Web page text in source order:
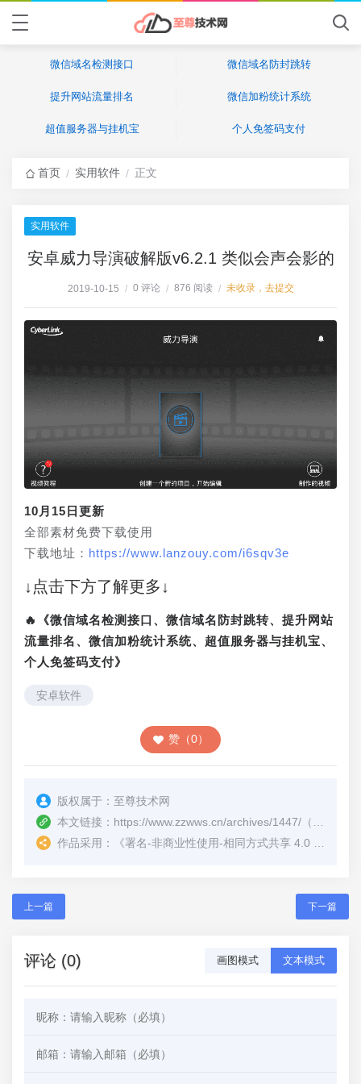
微信域名检测接口 微信域名防封跳转
提升网站流量排名 微信加粉统计系统
超值服务器与挂机宝 个人免签码支付
首页 / 实用软件 / 正文
实用软件
安卓威力导演破解版v6.2.1 类似会声会影的
2019-10-15 / 0 评论 / 876 阅读 / 未收录，去提交
10月15日更新
全部素材免费下载使用
下载地址： https://www.lanzouy.com/i6sqv3e
↓点击下方了解更多↓
🔥《微信域名检测接口、微信域名防封跳转、提升网站
流量排名、微信加粉统计系统、超值服务器与挂机宝、
个人免签码支付》
安卓软件
赞（0）
版权属于： 至尊技术网
本文链接： https://www.zzwws.cn/archives/1447/ （转载时请注明本文出处及文章链接）
作品采用：
《署名-非商业性使用-相同方式共享 4.0 国际 (CC BY-NC-SA 4.0)
上一篇 下一篇
评论 (0) 画图模式 文本模式